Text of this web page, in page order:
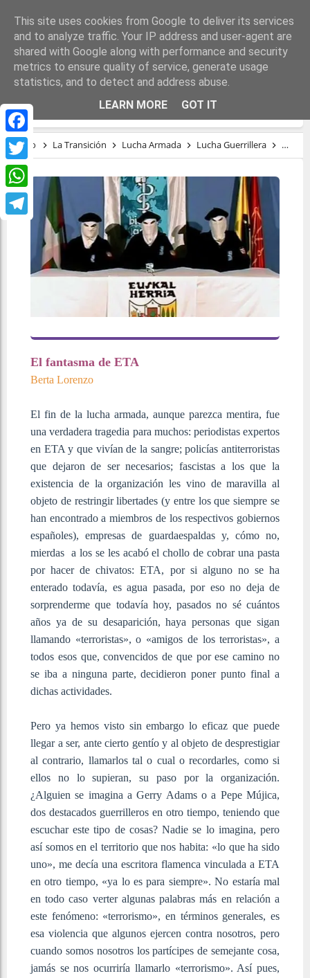
Facebook
Twitter
WhatsApp
Telegram
EL FANTASMA DE ETA
Inicio La Transición Lucha Armada Lucha Guerrillera
El fantasma de ETA
Berta Lorenzo
El fin de la lucha armada, aunque parezca mentira, fue
una verdadera tragedia para muchos: periodistas expertos
en ETA y que vivían de la sangre; policías antiterroristas
que dejaron de ser necesarios; fascistas a los que la
existencia de la organización les vino de maravilla al
objeto de restringir libertades (y entre los que siempre se
han encontrado a miembros de los respectivos gobiernos
españoles), empresas de guardaespaldas y, cómo no,
mierdas a los se les acabó el chollo de cobrar una pasta
por hacer de chivatos: ETA, por si alguno no se ha
enterado todavía, es agua pasada, por eso no deja de
sorprenderme que todavía hoy, pasados no sé cuántos
años ya de su desaparición, haya personas que sigan
llamando «terroristas», o «amigos de los terroristas», a
todos esos que, convencidos de que por ese camino no
se iba a ninguna parte, decidieron poner punto final a
dichas actividades.
Pero ya hemos visto sin embargo lo eficaz que puede
llegar a ser, ante cierto gentío y al objeto de desprestigiar
al contrario, llamarlos tal o cual o recordarles, como si
ellos no lo supieran, su paso por la organización.
¿Alguien se imagina a Gerry Adams o a Pepe Mújica,
dos destacados guerrilleros en otro tiempo, teniendo que
escuchar este tipo de cosas? Nadie se lo imagina, pero
así somos en el territorio que nos habita: «lo que ha sido
uno», me decía una escritora flamenca vinculada a ETA
en otro tiempo, «ya lo es para siempre». No estaría mal
en todo caso verter algunas palabras más en relación a
este fenómeno: «terrorismo», en términos generales, es
esa violencia que algunos ejercen contra nosotros, pero
cuando somos nosotros los partícipes de semejante cosa,
jamás se nos ocurriría llamarlo «terrorismo». Así pues,
This site uses cookies from Google to deliver its services
and to analyze traffic. Your IP address and user-agent are
shared with Google along with performance and security
metrics to ensure quality of service, generate usage
statistics, and to detect and address abuse.
LEARN MORE
GOT IT